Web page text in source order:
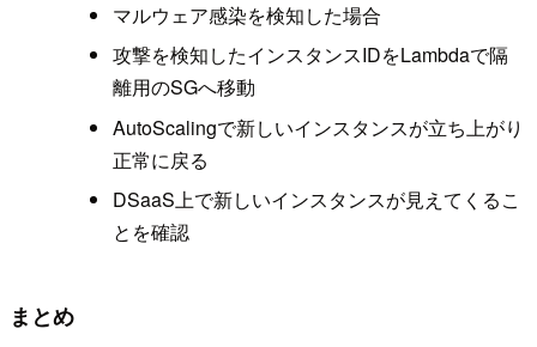
マルウェア感染を検知した場合
攻撃を検知したインスタンスIDをLambdaで隔
離用のSGへ移動
AutoScalingで新しいインスタンスが立ち上がり
正常に戻る
DSaaS上で新しいインスタンスが見えてくるこ
とを確認
まとめ